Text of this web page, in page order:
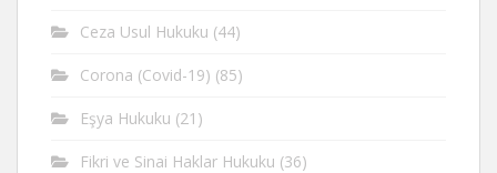
Ceza Usul Hukuku (44)
Corona (Covid-19) (85)
Eşya Hukuku (21)
Fikri ve Sinai Haklar Hukuku (36)